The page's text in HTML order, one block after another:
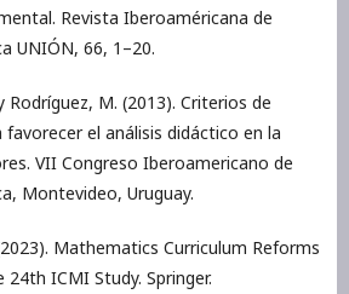
Revista Iberoaméricana de
UNIÓN, 66, 1–20.
Rodríguez, M. (2013). Criterios de
el análisis didáctico en la
VII Congreso Iberoamericano de
Montevideo, Uruguay.
Mathematics Curriculum Reforms
ICMI Study. Springer.